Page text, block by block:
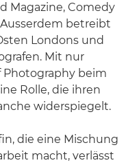
Magazine, Comedy
betreibt
Londons und
Mit nur
Photography beim
Rolle, die ihren
widerspiegelt.
die eine Mischung
macht, verlässt